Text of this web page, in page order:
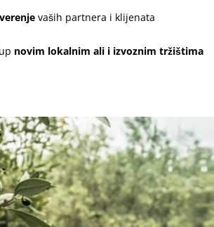
vaših partnera i klijenata
novim lokalnim ali i izvoznim tržištima